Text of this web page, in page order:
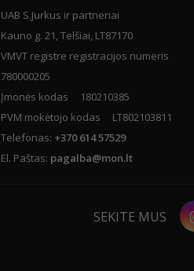
UAB S.Jurkus ir partneriai
Kauno g. 21, Telšiai, LT87170
VMVT registre registracijos numeris
780000205
Įmonės kodas 180210385
PVM mokėtojo kodas LT802103811
Telefonas: +370 614 57529
El. Paštas: pagalba@mon.lt
SEKITE MUS